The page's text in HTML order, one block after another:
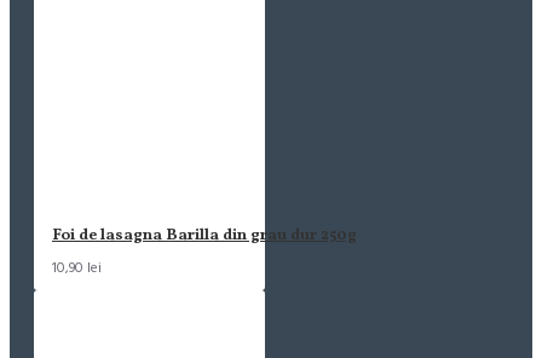
Foi de lasagna Barilla din grau dur 250g
10,90 lei